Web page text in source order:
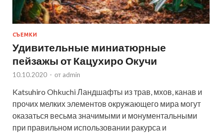
СЪЕМКИ
Удивительные миниатюрные
пейзажы от Кацухиро Окучи
10.10.2020 - от admin
Katsuhiro Ohkuchi Ландшафты из трав, мхов, канав и
прочих мелких элементов окружающего мира могут
оказаться весьма значимыми и монументальными
при правильном использовании ракурса и